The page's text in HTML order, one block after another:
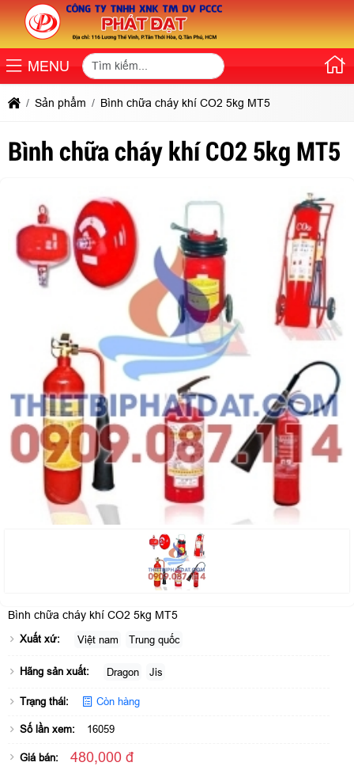
MENU
Sản phẩm Bình chữa cháy khí CO2 5kg MT5
Bình chữa cháy khí CO2 5kg MT5
Bình chữa cháy khí CO2 5kg MT5
Xuất xứ: Việt nam Trung quốc
Hãng sản xuất: Dragon Jis
Trạng thái: Còn hàng
Số lần xem: 16059
Giá bán: 480,000 đ